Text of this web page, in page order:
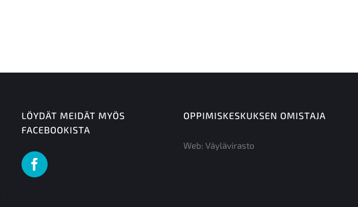
LÖYDÄT MEIDÄT MYÖS
FACEBOOKISTA
OPPIMISKESKUKSEN OMISTAJA
Web: Väylävirasto